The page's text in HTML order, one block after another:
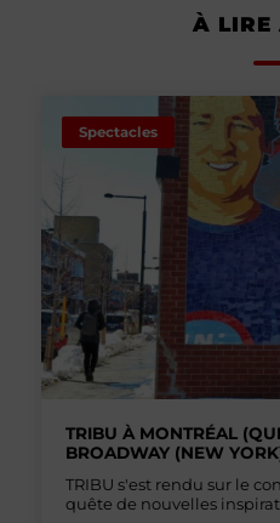
À LIRE
Spectacles
TRIBU À MONTRÉAL
BROADWAY (NEW
TRIBU s'est rendu sur le
quête de nouvelles